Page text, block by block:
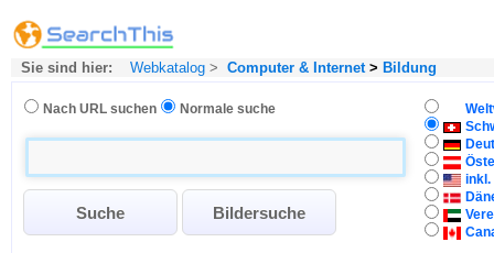
Sie sind hier: Webkatalog > Computer & Internet> Bildung
Nach URL suchen Normale suche
inkl.